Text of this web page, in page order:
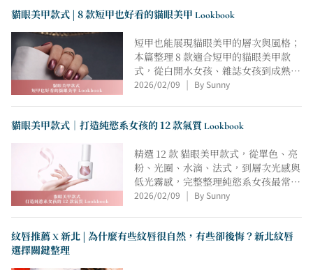
貓眼美甲款式 | 8 款短甲也好看的貓眼美甲 Lookbook
短甲也能展現貓眼美甲的層次與風格；
本篇整理 8 款適合短甲的貓眼美甲款
式，從白開水女孩、雜誌女孩到成熟低
調的小姊姊系，透過光澤分佈、色層配
一份清楚且耐看的 Lookbook 參考。
2026/02/09 By Sunny
貓眼美甲款式｜打造純慾系女孩的 12 款氣質 Lookbook
精選 12 款 貓眼美甲款式，從單色、亮
粉、光圈、水滴、法式，到層次光感與
低光霧感，完整整理純慾系女孩最常搜
尋、也最耐看的貓眼光療風格。無論偏
己的 貓眼美甲靈感；貓眼美甲的魅
2026/02/09 By Sunny
紋唇推薦 X 新北 | 為什麼有些紋唇很自然，有些卻後悔？新北紋唇
選擇關鍵整理